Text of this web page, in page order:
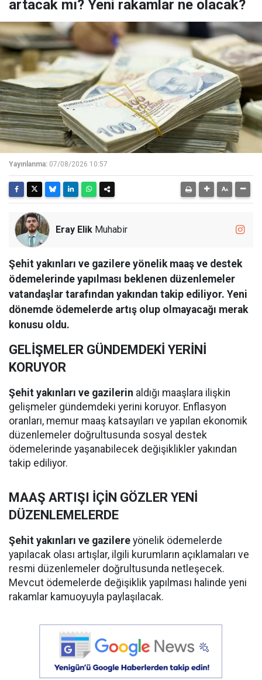
artacak mı? Yeni rakamlar ne olacak?
Yayınlanma: 07/08/2026 10:57
Eray Elik Muhabir
Şehit yakınları ve gazilere yönelik maaş ve destek
ödemelerinde yapılması beklenen düzenlemeler
vatandaşlar tarafından yakından takip ediliyor. Yeni
dönemde ödemelerde artış olup olmayacağı merak
konusu oldu.
GELİŞMELER GÜNDEMDEKİ YERİNİ
KORUYOR
Şehit yakınları ve gazilerin aldığı maaşlara ilişkin
gelişmeler gündemdeki yerini koruyor. Enflasyon
oranları, memur maaş katsayıları ve yapılan ekonomik
düzenlemeler doğrultusunda sosyal destek
ödemelerinde yaşanabilecek değişiklikler yakından
takip ediliyor.
MAAŞ ARTIŞI İÇİN GÖZLER YENİ
DÜZENLEMELERDE
Şehit yakınları ve gazilere yönelik ödemelerde
yapılacak olası artışlar, ilgili kurumların açıklamaları ve
resmi düzenlemeler doğrultusunda netleşecek.
Mevcut ödemelerde değişiklik yapılması halinde yeni
rakamlar kamuoyuyla paylaşılacak.